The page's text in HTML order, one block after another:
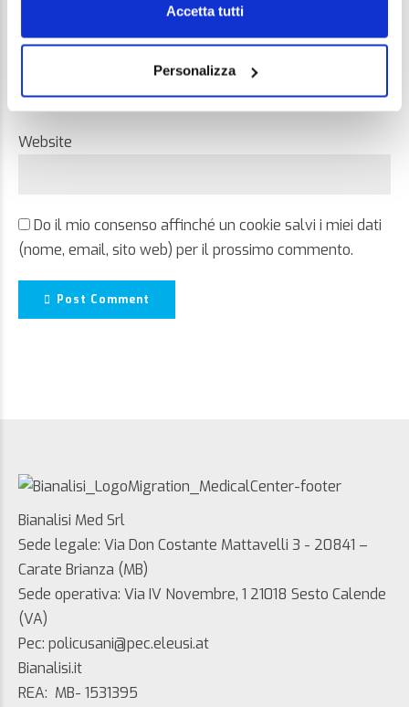
Accetta tutti
Personalizza
Website
Do il mio consenso affinché un cookie salvi i miei dati
(nome, email, sito web) per il prossimo commento.
Post Comment
Bianalisi Med Srl
Sede legale: Via Don Costante Mattavelli 3 - 20841 –
Carate Brianza (MB)
Sede operativa: Via IV Novembre, 1 21018 Sesto Calende
(VA)
Pec: policusani@pec.eleusi.at
Bianalisi.it
REA: MB- 1531395